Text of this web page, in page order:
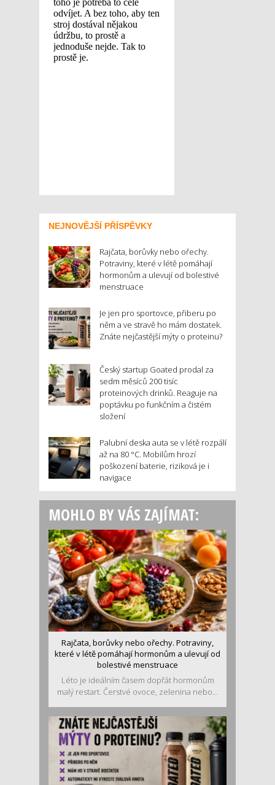
NEJNOVĚJŠÍ PŘÍSPĚVKY
Rajčata, borůvky nebo ořechy.
Potraviny, které v létě pomáhají
hormonům a ulevují od bolestivé
menstruace
Je jen pro sportovce, přiberu po
něm a ve stravě ho mám dostatek.
Znáte nejčastější mýty o proteinu?
Český startup Goated prodal za
sedm měsíců 200 tisíc
proteinových drinků. Reaguje na
poptávku po funkčním a čistém
složení
Palubní deska auta se v létě rozpálí
až na 80 °C. Mobilům hrozí
poškození baterie, riziková je i
navigace
MOHLO BY VÁS ZAJÍMAT:
Rajčata, borůvky nebo ořechy. Potraviny,
které v létě pomáhají hormonům a ulevují od
bolestivé menstruace
Léto je ideálním časem dopřát hormonům
malý restart. Čerstvé ovoce, zelenina nebo...